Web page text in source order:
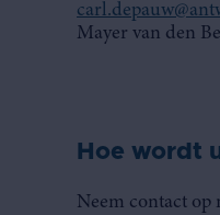
Mayer van den
Hoe wordt
Neem contact op